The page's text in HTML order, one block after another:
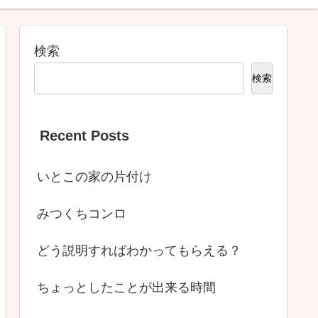
検索
検索
Recent Posts
いとこの家の片付け
みつくちコンロ
どう説明すればわかってもらえる？
ちょっとしたことが出来る時間